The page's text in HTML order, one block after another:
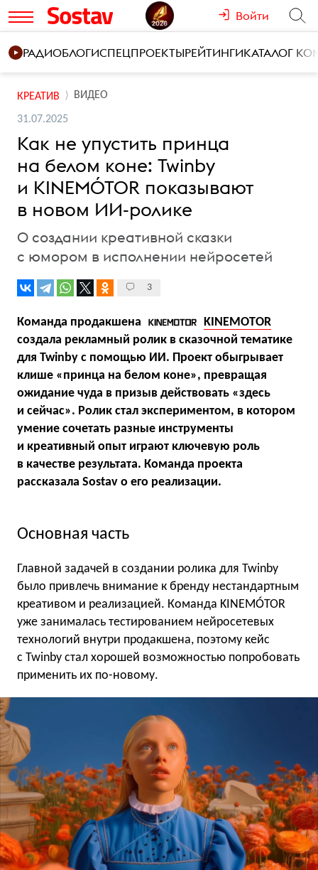
Войти
РАДИОБЛОГИСПЕЦПРОЕКТЫРЕЙТИНГИКАТАЛОГ
КРЕАТИВ ВИДЕО
31.07.2025
Как не упустить принца
на белом коне: Twinby
и KINEMÓTOR показывают
в новом ИИ-ролике
О создании креативной сказки
с юмором в исполнении нейросетей
3
Команда продакшена
KINEMOTOR
создала рекламный ролик в сказочной тематике
для Twinby с помощью ИИ. Проект обыгрывает
клише «принца на белом коне», превращая
ожидание чуда в призыв действовать «здесь
и сейчас». Ролик стал экспериментом, в котором
умение сочетать разные инструменты
и креативный опыт играют ключевую роль
в качестве результата. Команда проекта
рассказала Sostav о его реализации.
Основная часть
Главной задачей в создании ролика для Twinby
было привлечь внимание к бренду нестандартным
креативом и реализацией. Команда KINEMÓTOR
уже занималась тестированием нейросетевых
технологий внутри продакшена, поэтому кейс
с Twinby стал хорошей возможностью попробовать
применить их по-новому.